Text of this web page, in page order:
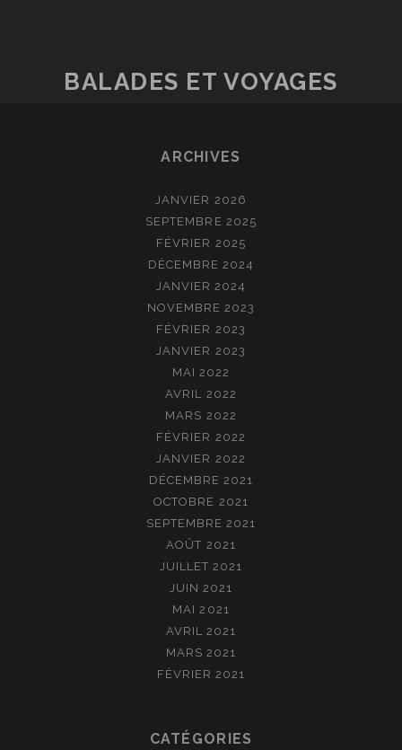
BALADES ET VOYAGES
ARCHIVES
JANVIER 2026
SEPTEMBRE 2025
FÉVRIER 2025
DÉCEMBRE 2024
JANVIER 2024
NOVEMBRE 2023
FÉVRIER 2023
JANVIER 2023
MAI 2022
AVRIL 2022
MARS 2022
FÉVRIER 2022
JANVIER 2022
DÉCEMBRE 2021
OCTOBRE 2021
SEPTEMBRE 2021
AOÛT 2021
JUILLET 2021
JUIN 2021
MAI 2021
AVRIL 2021
MARS 2021
FÉVRIER 2021
CATÉGORIES